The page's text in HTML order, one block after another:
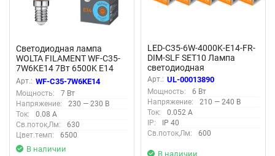
Светодиодная лампа
WOLTA FILAMENT WF-C35-
7W6KE14 7Вт 6500K Е14
Арт.: WF-C35-7W6KE14
Мощность:
7 Вт
Напряжение:
230 — 230 В
Ток:
0.08 А
Св.поток,Лм:
630
Цвет.темп:
6500
В наличии
LED-C35-6W-4000K-E14-FR-
DIM-SLF SET10 Лампа
светодиодная
диммируемая, Форма
свеча, матовая, Серия
Optima DIM Филамент,
Белый свет 4000K,
Упаковка 10 штук
Арт.: UL-00013890
Мощность:
6 Вт
Напряжение:
210 — 240 В
Ток:
0.052 А
IP:
IP 40
Св.поток,Лм:
600
В наличии